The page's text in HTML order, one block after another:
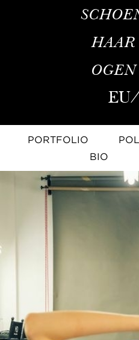
HAAR
OGEN
EU
PORTFOLIO
BIO